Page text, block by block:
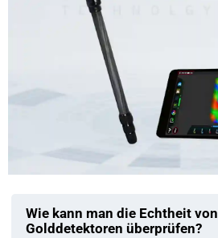
Wie kann man die Echtheit von
Golddetektoren überprüfen?